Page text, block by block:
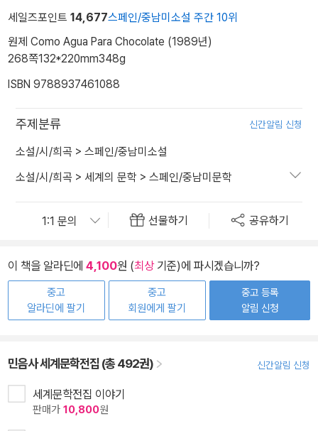
세일즈포인트 14,677스페인/중남미소설 주간 10위
원제 Como Agua Para Chocolate (1989년)
268쪽132*220mm348g
ISBN 9788937461088
주제분류 신간알림 신청
소설/시/희곡 > 스페인/중남미소설
소설/시/희곡 > 세계의 문학 > 스페인/중남미문학
선물하기 공유하기
이 책을 알라딘에 4,100원 (최상기준)에 파시겠습니까?
중고
알라딘에 팔기
중고
회원에게 팔기
중고 등록
알림 신청
민음사 세계문학전집 (총 492권) 신간알림 신청
세계문학전집 이야기
판매가 10,800원